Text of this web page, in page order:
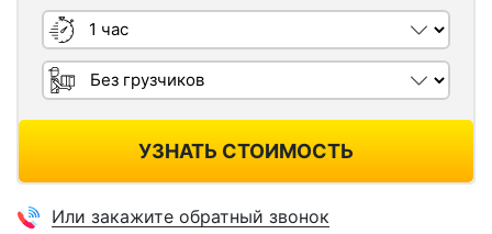
Длительность
Грузчики
УЗНАТЬ СТОИМОСТЬ
Или закажите обратный звонок